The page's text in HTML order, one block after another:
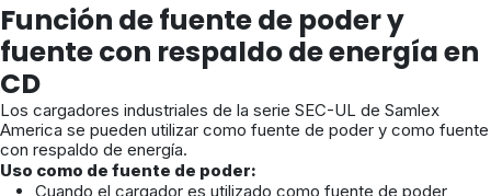
Función de fuente de poder y
fuente con respaldo de energía en
CD
Los cargadores industriales de la serie SEC-UL de Samlex
America se pueden utilizar como fuente de poder y como fuente
con respaldo de energía.
Uso como de fuente de poder:
Cuando el cargador es utilizado como fuente de poder,